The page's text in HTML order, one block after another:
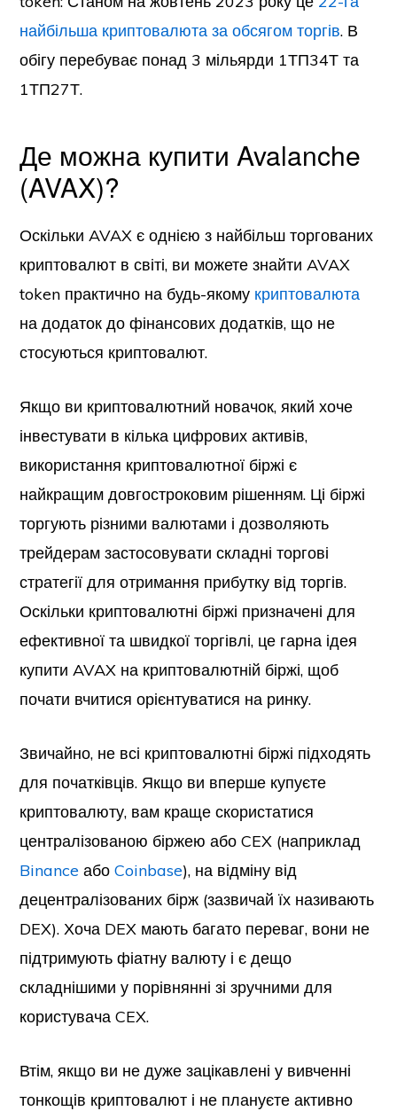
найбільша криптовалюта за обсягом торгів. В
обігу перебуває понад 3 мільярди 1ТП34Т та
1ТП27Т.
Де можна купити Avalanche
(AVAX)?
Оскільки AVAX є однією з найбільш торгованих
криптовалют в світі, ви можете знайти AVAX
token практично на будь-якому криптовалюта
на додаток до фінансових додатків, що не
стосуються криптовалют.
Якщо ви криптовалютний новачок, який хоче
інвестувати в кілька цифрових активів,
використання криптовалютної біржі є
найкращим довгостроковим рішенням. Ці біржі
торгують різними валютами і дозволяють
трейдерам застосовувати складні торгові
стратегії для отримання прибутку від торгів.
Оскільки криптовалютні біржі призначені для
ефективної та швидкої торгівлі, це гарна ідея
купити AVAX на криптовалютній біржі, щоб
почати вчитися орієнтуватися на ринку.
Звичайно, не всі криптовалютні біржі підходять
для початківців. Якщо ви вперше купуєте
криптовалюту, вам краще скористатися
централізованою біржею або CEX (наприклад
Binance абоCoinbase), на відміну від
децентралізованих бірж (зазвичай їх називають
DEX). Хоча DEX мають багато переваг, вони не
підтримують фіатну валюту і є дещо
складнішими у порівнянні зі зручними для
користувача CEX.
Втім, якщо ви не дуже зацікавлені у вивченні
тонкощів криптовалют і не плануєте активно